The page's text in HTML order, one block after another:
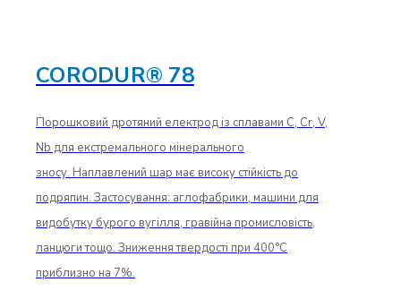
CORODUR® 78
Порошковий дротяний електрод із сплавами C, Cr, V,
Nb для екстремального мінерального
зносу. Наплавлений шар має високу стійкість до
подряпин. Застосування: аглофабрики, машини для
видобутку бурого вугілля, гравійна промисловість,
ланцюги тощо. Зниження твердості при 400°C
приблизно на 7%.